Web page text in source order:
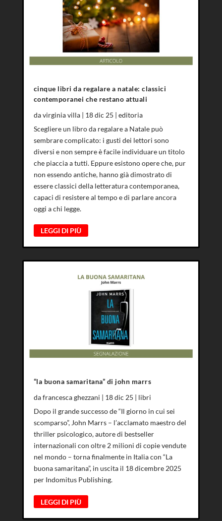
cinque libri da regalare a natale: classici
contemporanei che restano attuali
davirginia villa| 18 dic 25 | editoria
Scegliere un libro da regalare a Natale può
sembrare complicato: i gusti dei lettori sono
diversi e non sempre è facile individuare un titolo
che piaccia a tutti. Eppure esistono opere che, pur
non essendo antiche, hanno già dimostrato di
essere classici della letteratura contemporanea,
capaci di resistere al tempo e di parlare ancora
oggi a chi legge.
LEGGI DI PIÙ
“la buona samaritana” di john marrs
dafrancesca ghezzani | 18 dic 25 | libri
Dopo il grande successo de “Il giorno in cui sei
scomparso”, John Marrs – l’acclamato maestro del
thriller psicologico, autore di bestseller
internazionali con oltre 2 milioni di copie vendute
nel mondo – torna finalmente in Italia con “La
buona samaritana”, in uscita il 18 dicembre 2025
per Indomitus Publishing.
LEGGI DI PIÙ